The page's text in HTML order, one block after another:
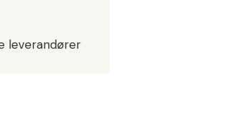
leverandører